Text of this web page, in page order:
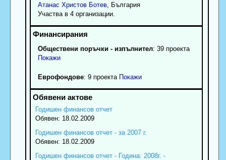
Атанас Христов Ботев, България
Участва в 4 организации.
Обществени поръчки - изпълнител: 39 проекта
Покажи
Еврофондове: 9 проекта Покажи
Годишен финансов отчет
Обявен: 18.02.2009
Годишен финансов отчет - за 2007 г.
Обявен: 18.02.2009
Годишен финансов отчет - Година: 2008г. -